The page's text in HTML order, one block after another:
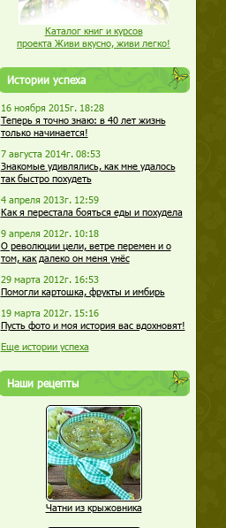
Каталог книг и курсов
проекта Живи вкусно, живи легко!
Истории успеха
16 ноября 2015г. 18:28
Теперь я точно знаю: в 40 лет жизнь
только начинается!
7 августа 2014г. 08:53
Знакомые удивлялись, как мне удалось
так быстро похудеть
4 апреля 2013г. 12:59
Как я перестала бояться еды и похудела
9 апреля 2012г. 10:18
О революции цели, ветре перемен и о
том, как далеко он меня унёс
29 марта 2012г. 16:53
Помогли картошка, фрукты и имбирь
19 марта 2012г. 15:16
Пусть фото и моя история вас вдохновят!
Еще истории успеха
Наши рецепты
Чатни из крыжовника